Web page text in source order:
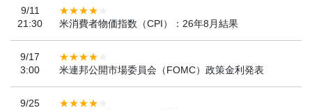
9/11
21:30
米消費者物価指数（CPI）：26年8月結果
9/17
3:00
米連邦公開市場委員会（FOMC）政策金利発表
9/25